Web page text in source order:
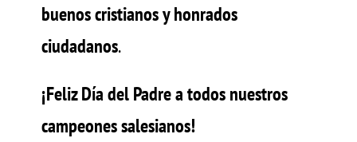
buenos cristianos y honrados
ciudadanos.
¡Feliz Día del Padre a todos nuestros
campeones salesianos!